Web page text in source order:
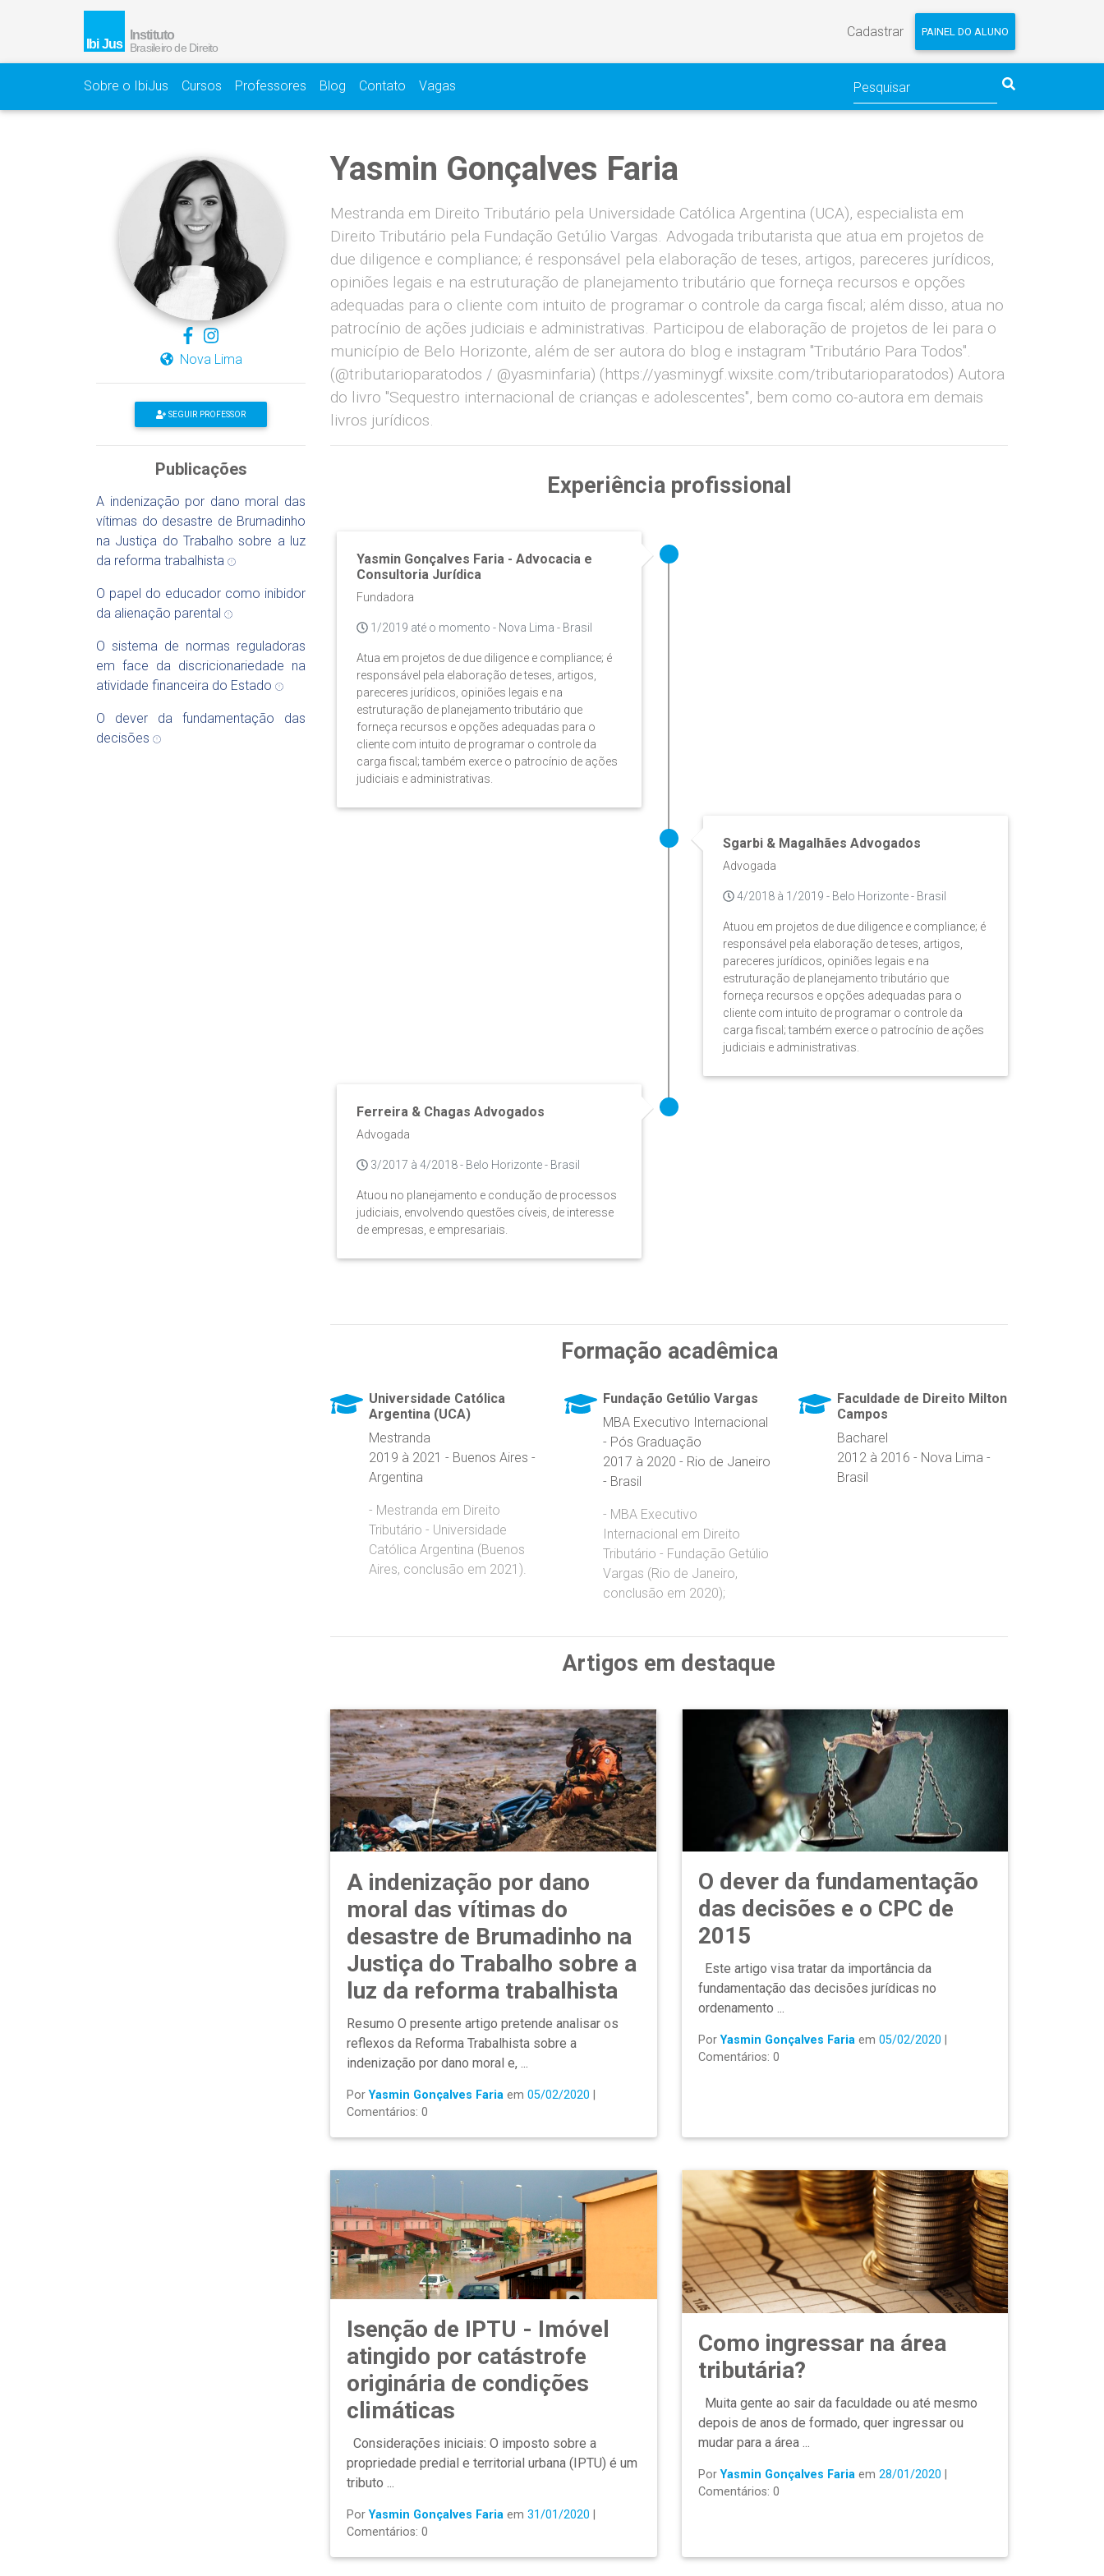
Cadastrar PAINEL DO ALUNO
Sobre o IbiJus Cursos Professores Blog Contato Vagas
Nova Lima
SEGUIR PROFESSOR
Publicações
A indenização por dano moral das
vítimas do desastre de Brumadinho
na Justiça do Trabalho sobre a luz
da reforma trabalhista
O papel do educador como inibidor
da alienação parental
O sistema de normas reguladoras
em face da discricionariedade na
atividade financeira do Estado
O dever da fundamentação das
decisões
Yasmin Gonçalves Faria
Mestranda em Direito Tributário pela Universidade Católica Argentina (UCA), especialista em
Direito Tributário pela Fundação Getúlio Vargas. Advogada tributarista que atua em projetos de
due diligence e compliance; é responsável pela elaboração de teses, artigos, pareceres jurídicos,
opiniões legais e na estruturação de planejamento tributário que forneça recursos e opções
adequadas para o cliente com intuito de programar o controle da carga fiscal; além disso, atua no
patrocínio de ações judiciais e administrativas. Participou de elaboração de projetos de lei para o
município de Belo Horizonte, além de ser autora do blog e instagram "Tributário Para Todos".
(@tributarioparatodos / @yasminfaria) (https://yasminygf.wixsite.com/tributarioparatodos) Autora
do livro "Sequestro internacional de crianças e adolescentes", bem como co-autora em demais
livros jurídicos.
Experiência profissional
Yasmin Gonçalves Faria - Advocacia e
Consultoria Jurídica
Fundadora
1/2019 até o momento - Nova Lima - Brasil
Atua em projetos de due diligence e compliance; é
responsável pela elaboração de teses, artigos,
pareceres jurídicos, opiniões legais e na
estruturação de planejamento tributário que
forneça recursos e opções adequadas para o
cliente com intuito de programar o controle da
carga fiscal; também exerce o patrocínio de ações
judiciais e administrativas.
Sgarbi & Magalhães Advogados
Advogada
4/2018 à 1/2019 - Belo Horizonte - Brasil
Atuou em projetos de due diligence e compliance; é
responsável pela elaboração de teses, artigos,
pareceres jurídicos, opiniões legais e na
estruturação de planejamento tributário que
forneça recursos e opções adequadas para o
cliente com intuito de programar o controle da
carga fiscal; também exerce o patrocínio de ações
judiciais e administrativas.
Ferreira & Chagas Advogados
Advogada
3/2017 à 4/2018 - Belo Horizonte - Brasil
Atuou no planejamento e condução de processos
judiciais, envolvendo questões cíveis, de interesse
de empresas, e empresariais.
Formação acadêmica
Universidade Católica
Argentina (UCA)
Mestranda
2019 à 2021 - Buenos Aires -
Argentina
- Mestranda em Direito
Tributário - Universidade
Católica Argentina (Buenos
Aires, conclusão em 2021).
Fundação Getúlio Vargas
MBA Executivo Internacional
- Pós Graduação
2017 à 2020 - Rio de Janeiro
- Brasil
- MBA Executivo
Internacional em Direito
Tributário - Fundação Getúlio
Vargas (Rio de Janeiro,
conclusão em 2020);
Faculdade de Direito Milton
Campos
Bacharel
2012 à 2016 - Nova Lima -
Brasil
Artigos em destaque
A indenização por dano
moral das vítimas do
desastre de Brumadinho na
Justiça do Trabalho sobre a
luz da reforma trabalhista
Resumo O presente artigo pretende analisar os
reflexos da Reforma Trabalhista sobre a
indenização por dano moral e, ...
PorYasmin Gonçalves Faria em 05/02/2020
Comentários: 0
O dever da fundamentação
das decisões e o CPC de
2015
Este artigo visa tratar da importância da
fundamentação das decisões jurídicas no
ordenamento ...
PorYasmin Gonçalves Fariaem 05/02/2020
Comentários: 0
Isenção de IPTU - Imóvel
atingido por catástrofe
originária de condições
climáticas
Considerações iniciais: O imposto sobre a
propriedade predial e territorial urbana (IPTU) é um
tributo ...
PorYasmin Gonçalves Faria em 31/01/2020
Comentários: 0
Como ingressar na área
tributária?
Muita gente ao sair da faculdade ou até mesmo
depois de anos de formado, quer ingressar ou
mudar para a área ...
PorYasmin Gonçalves Fariaem 28/01/2020
Comentários: 0